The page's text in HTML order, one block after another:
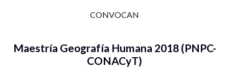
CONVOCAN
Maestría Geografía Humana 2018 (PNPC-
CONACyT)